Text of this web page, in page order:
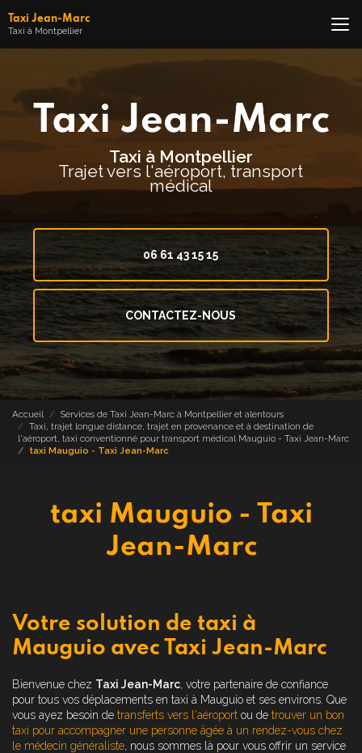
au
contenu
Taxi Jean-Marc
Taxi à Montpellier
Taxi à Montpellier
Trajet vers l'aéroport, transport
médical
06 61 43 15 15
CONTACTEZ-NOUS
Accueil
Services de Taxi Jean-Marc à Montpellier et alentours
Taxi, trajet longue distance, trajet en provenance et à destination de
l'aéroport, taxi conventionné pour transport médical Mauguio - Taxi Jean-Marc
taxi Mauguio - Taxi Jean-Marc
taxi Mauguio - Taxi
Jean-Marc
Votre solution de taxi à
Mauguio avec Taxi Jean-Marc
Bienvenue chez Taxi Jean-Marc, votre partenaire de confiance
pour tous vos déplacements en taxi à Mauguio et ses environs. Que
vous ayez besoin de transferts vers l'aéroport ou de trouver un bon
taxi pour accompagner une personne âgée à un rendez-vous chez
le médecin généraliste, nous sommes là pour vous offrir un service